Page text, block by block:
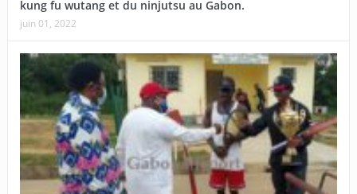
kung fu wutang et du ninjutsu au Gabon.
juin 01, 2022